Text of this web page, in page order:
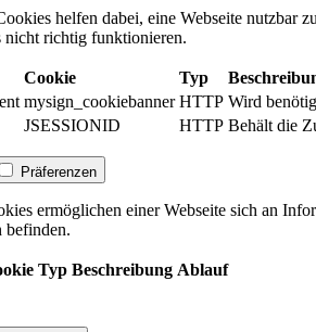
helfen dabei, eine Webseite nutzbar
nicht richtig funktionieren.
Cookie Typ
mysign_cookiebanner HTTP Wird
JSESSIONID HTTP Behält die
Präferenzen
ermöglichen einer Webseite sich an
befinden.
Typ Beschreibung Ablauf